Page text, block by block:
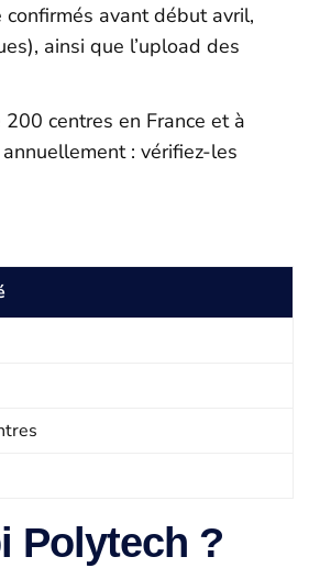
avant début avril,
ainsi que l’upload des
centres en France et à
: vérifiez-les
Polytech ?